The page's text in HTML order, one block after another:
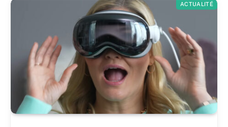
ACTUALITÉ